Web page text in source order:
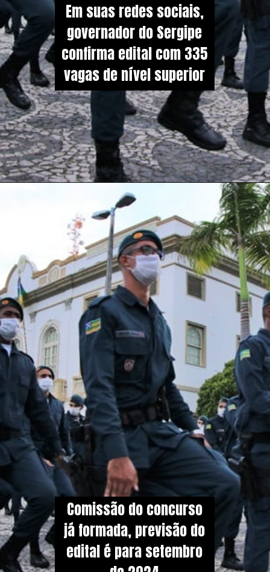
Em suas redes sociais,
governador do Sergipe
confirma edital com 335
vagas de nível superior
Comissão do concurso
já formada, previsão do
edital é para setembro